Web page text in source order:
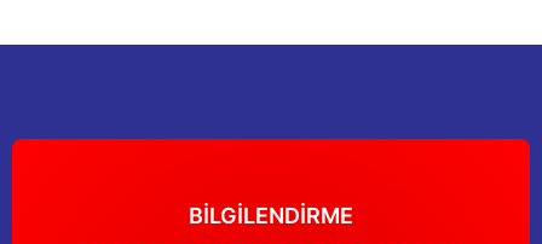
BİLGİLENDİRME